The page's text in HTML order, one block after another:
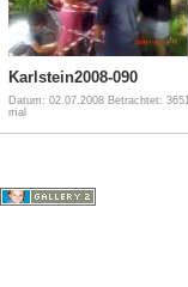
Karlstein2008-090
Datum: 02.07.2008 Betrachtet: 3651
mal